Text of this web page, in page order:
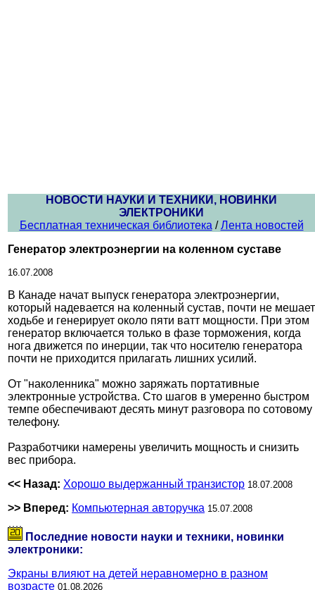
НОВОСТИ НАУКИ И ТЕХНИКИ, НОВИНКИ
ЭЛЕКТРОНИКИ
Бесплатная техническая библиотека /Лента новостей
Генератор электроэнергии на коленном суставе
16.07.2008
В Канаде начат выпуск генератора электроэнергии,
который надевается на коленный сустав, почти не мешает
ходьбе и генерирует около пяти ватт мощности. При этом
генератор включается только в фазе торможения, когда
нога движется по инерции, так что носителю генератора
почти не приходится прилагать лишних усилий.
От "наколенника" можно заряжать портативные
электронные устройства. Сто шагов в умеренно быстром
темпе обеспечивают десять минут разговора по сотовому
телефону.
Разработчики намерены увеличить мощность и снизить
вес прибора.
<< Назад: Хорошо выдержанный транзистор 18.07.2008
>> Вперед: Компьютерная авторучка 15.07.2008
Последние новости науки и техники, новинки
электроники:
Экраны влияют на детей неравномерно в разном
возрасте 01.08.2026